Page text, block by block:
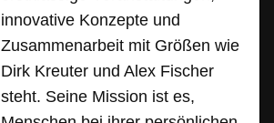
innovative Konzepte und
Zusammenarbeit mit Größen wie
Dirk Kreuter und Alex Fischer
steht. Seine Mission ist es,